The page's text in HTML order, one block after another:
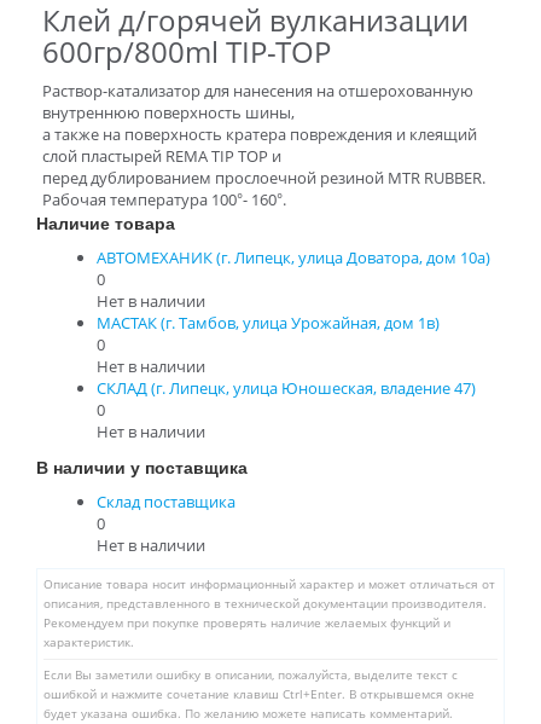
Клей д/горячей вулканизации
600гр/800ml TIP-TOP
Раствор-катализатор для нанесения на отшерохованную
внутреннюю поверхность шины,
а также на поверхность кратера повреждения и клеящий
слой пластырей REMA TIP TOP и
перед дублированием прослоечной резиной MTR RUBBER.
Рабочая температура 100°- 160°.
Наличие товара
АВТОМЕХАНИК (г. Липецк, улица Доватора, дом 10а)
0
Нет в наличии
МАСТАК (г. Тамбов, улица Урожайная, дом 1в)
0
Нет в наличии
СКЛАД (г. Липецк, улица Юношеская, владение 47)
0
Нет в наличии
В наличии у поставщика
Склад поставщика
0
Нет в наличии
Описание товара носит информационный характер и может отличаться от
описания, представленного в технической документации производителя.
Рекомендуем при покупке проверять наличие желаемых функций и
характеристик.
Если Вы заметили ошибку в описании, пожалуйста, выделите текст с
ошибкой и нажмите сочетание клавиш Ctrl+Enter. В открывшемся окне
будет указана ошибка. По желанию можете написать комментарий.